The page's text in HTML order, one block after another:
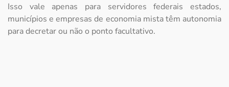
Isso vale apenas para servidores federais estados,
municípios e empresas de economia mista têm autonomia
para decretar ou não o ponto facultativo.